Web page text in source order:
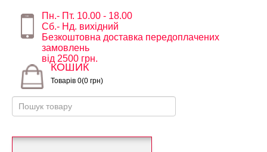
Пн.- Пт. 10.00 - 18.00
Сб.- Нд. вихідний
Безкоштовна доставка передоплачених
замовлень
від 2500 грн.
КОШИК
Товарів 0(0 грн)